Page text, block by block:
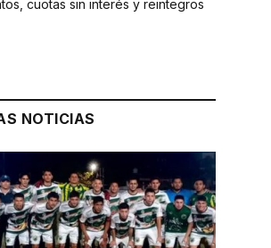
cuotas sin interés y reintegros
NOTICIAS